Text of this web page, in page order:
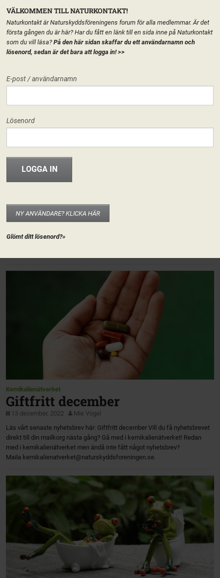
FORUM
INFO & MATERIAL
HEM FÖRENINGEN KEMIKALIENÄTVERKET
Nominera kandidater till
Riksstyrelsen!
2023 är slut. Riksvalberedningen vill gärna att nätverken kommer med
eventuella synpunkter på hur vår nästa Riksstyrelse ska se ut och att ni
nominerar de personer som ni tycker borde vara med i Riksstyrelsen. Läs
mer på valberedningens sida på Naturkontakt!
Kemikalienätverket
Giftfritt december
13 december, 2022
Mie Vogel
Läs vårt senaste nyhetsbrev här: Giftfritt december Vill du få nyhetsbrevet
direkt till din mailkorg nästa gång? Gå med i kemikalienätverket! Redan
med i kemikalienätverket men ändå inte fått något nyhetsbrev?
Maila kemikalienatverket@naturskyddsforeningen.se.
VÄLKOMMEN TILL NATURKONTAKT!
Naturkontakt är Naturskyddsföreningens forum för alla medlemmar. Är det
första gången du är här? Har du fått en länk till en sida inne på Naturkontakt
som du vill läsa? På den här sidan skaffar du ett användarnamn och
lösenord, sedan är det bara att logga in!>>
E-post / användarnamn
Lösenord
NY ANVÄNDARE? KLICKA HÄR
Glömt ditt lösenord?»